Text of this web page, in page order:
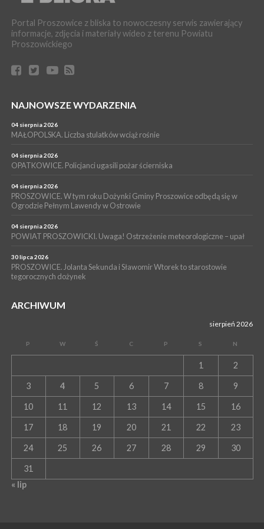
16 lipca 2026
Pałecznicy będą obsługiwani w Proszowicach
WYDARZENIA
PROSZOWICE. W parku Warsztaty Edukacyjno-Przyrodnicze
NOC CIEM
15 lipca 2026
Czwartki w Bibliotece”
14 lipca 2026
PROSZOWICE. 26 lipca odbędzie się XII Marsz Rzeczpospolitej
WYDARZENIA
13 lipca 2026
Szpitalu im. Ojca Rafała z Proszowic już działa
Portal Proszowice z bliska to nowoczesny serwis zawierający
informacje, zdjęcia i materiały wideo z terenu Powiatu
Proszowickiego
NAJNOWSZE WYDARZENIA
04 sierpnia 2026
MAŁOPOLSKA. Liczba stulatków wciąż rośnie
04 sierpnia 2026
OPATKOWICE. Policjanci ugasili pożar ścierniska
04 sierpnia 2026
PROSZOWICE. W tym roku Dożynki Gminy Proszowice odbędą się w
Ogrodzie Pełnym Lawendy w Ostrowie
04 sierpnia 2026
POWIAT PROSZOWICKI. Uwaga! Ostrzeżenie meteorologiczne – upał
30 lipca 2026
PROSZOWICE. Jolanta Sekunda i Sławomir Wtorek to starostowie
tegorocznych dożynek
ARCHIWUM
sierpień 2026
P W Ś C P S N
1 2
3 4 5 6 7 8 9
10 11 12 13 14 15 16
17 18 19 20 21 22 23
24 25 26 27 28 29 30
31
« lip